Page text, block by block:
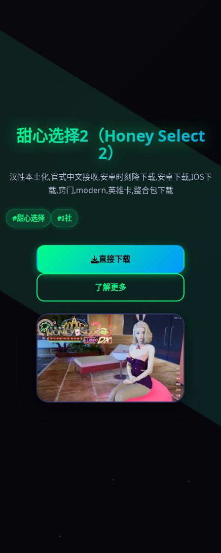
甜心选择2（Honey Select
2）
汉性本土化,官式中文接收,安卓时刻降下载,安卓下载,IOS下
载,窍门,modern,英雄卡,整合包下载
#甜心选择 #I社
直接下载
了解更多